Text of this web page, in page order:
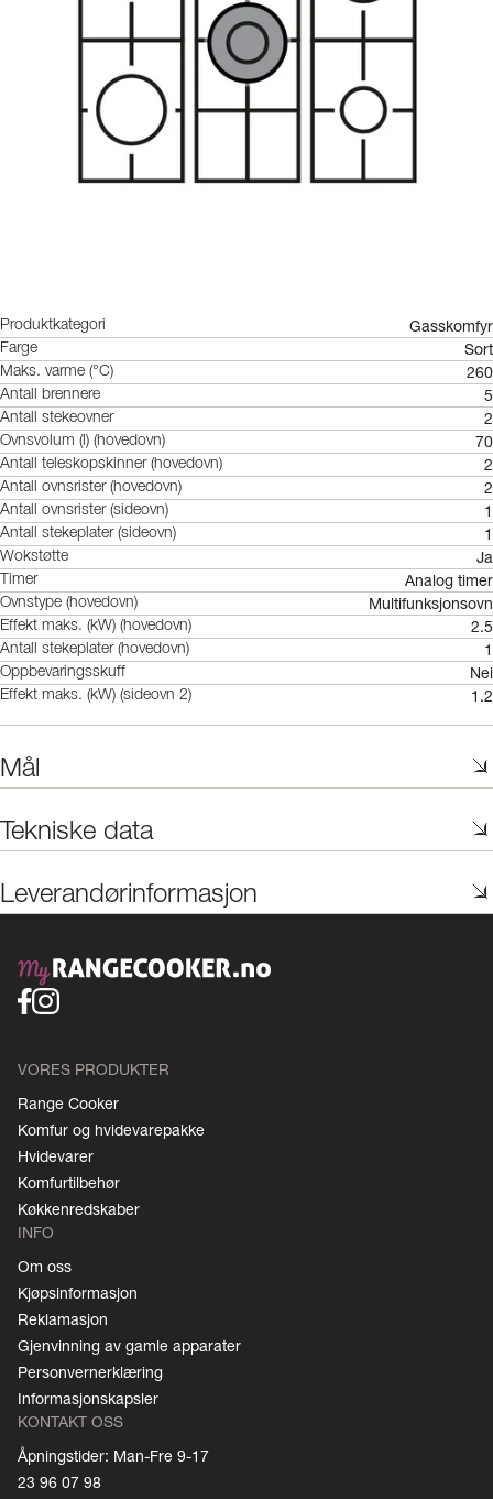
Produktkategori Gasskomfyr
Farge Sort
Maks. varme (°C) 260
Antall brennere 5
Antall stekeovner 2
Ovnsvolum (l) (hovedovn) 70
Antall teleskopskinner (hovedovn) 2
Antall ovnsrister (hovedovn) 2
Antall ovnsrister (sideovn) 1
Antall stekeplater (sideovn) 1
Wokstøtte Ja
Timer Analog timer
Ovnstype (hovedovn) Multifunksjonsovn
Effekt maks. (kW) (hovedovn) 2.5
Antall stekeplater (hovedovn) 1
Oppbevaringsskuff Nei
Effekt maks. (kW) (sideovn 2) 1.2
Mål
Tekniske data
Leverandørinformasjon
VORES PRODUKTER
Range Cooker
Komfur og hvidevarepakke
Hvidevarer
Komfurtilbehør
Køkkenredskaber
INFO
Om oss
Kjøpsinformasjon
Reklamasjon
Gjenvinning av gamle apparater
Personvernerklæring
Informasjonskapsler
KONTAKT OSS
Åpningstider: Man-Fre 9-17
23 96 07 98